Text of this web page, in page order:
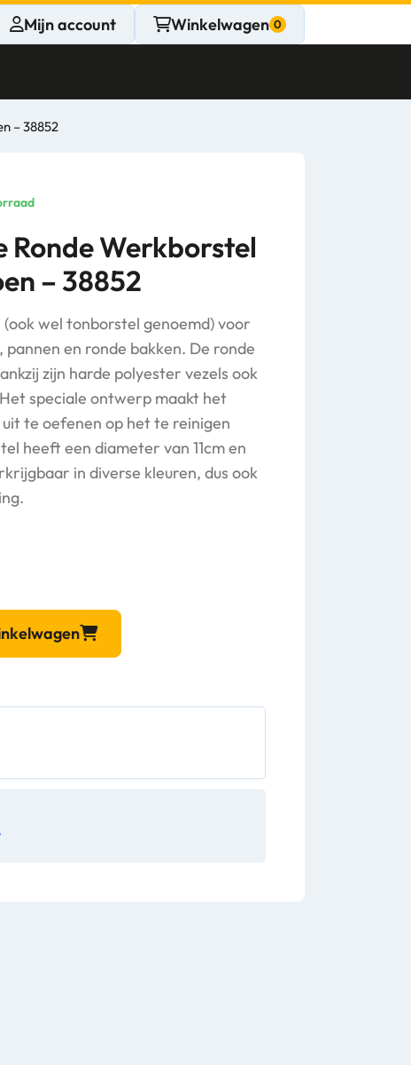
Mijn account Winkelwagen
advies
nodig?
– 38852
Ronde Werkborstel
– 38852
wel tonborstel genoemd) voor
en ronde bakken. De ronde
zijn harde polyester vezels ook
speciale ontwerp maakt het
te oefenen op het te reinigen
heeft een diameter van 11cm en
in diverse kleuren, dus ook